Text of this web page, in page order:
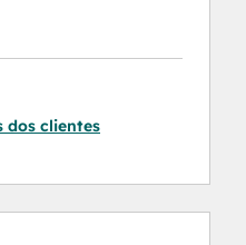
dos clientes